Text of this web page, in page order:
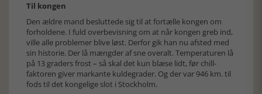
Til kongen
Den ældre mand besluttede sig til at fortælle kongen om
forholdene. I fuld overbevisning om at når kongen greb ind,
ville alle problemer blive løst. Derfor gik han nu afsted med
sin historie. Der lå mængder af sne overalt. Temperaturen lå
på 13 graders frost – så skal det kun blæse lidt, før chill-
faktoren giver markante kuldegrader. Og der var 946 km. til
fods til det kongelige slot i Stockholm.